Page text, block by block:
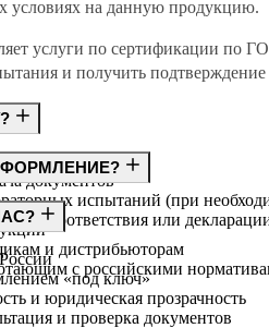
условиях на данную продукцию.
услуги по сертификации
и получить
ГОСТ
документов
испытаний (при
соответствия или
и дистрибьюторам
с российскими
«под ключ»
и юридическая прозрачность
и проверка документов